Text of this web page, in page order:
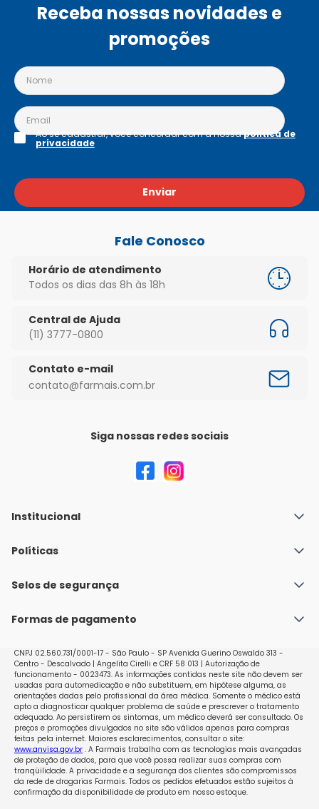
Receba nossas novidades e
promoções
Enviar
Ao se cadastrar, você concordar com a nossapolítica de
privacidade
Fale Conosco
Horário de atendimento
Todos os dias das 8h às 18h
Central de Ajuda
(11) 3777-0800
Contato e-mail
contato@farmais.com.br
Siga nossas redes sociais
Institucional
Quem Somos
Nossas lojas
Políticas
Política de Envio
Políticas de Trocas e Devoluções
Selos de segurança
Formas de pagamento
CNPJ 02.560.731/0001-17 - São Paulo - SP Avenida Guerino Oswaldo 313 -
Centro - Descalvado | Angelita Cirelli e CRF 58 013 | Autorização de
funcionamento - 0023473. As informações contidas neste site não devem ser
usadas para automedicação e não substituem, em hipótese alguma, as
orientações dadas pelo profissional da área médica. Somente o médico está
apto a diagnosticar qualquer problema de saúde e prescrever o tratamento
adequado. Ao persistirem os sintomas, um médico deverá ser consultado. Os
preços e promoções divulgados no site são válidos apenas para compras
feitas pela internet. Maiores esclarecimentos, consultar o site:
www.anvisa.gov.br. A Farmais trabalha com as tecnologias mais avançadas
de proteção de dados, para que você possa realizar suas compras com
tranqüilidade. A privacidade e a segurança dos clientes são compromissos
da rede de drogarias Farmais. Todos os pedidos efetuados estão sujeitos à
confirmação da disponibilidade de produto em nosso estoque.